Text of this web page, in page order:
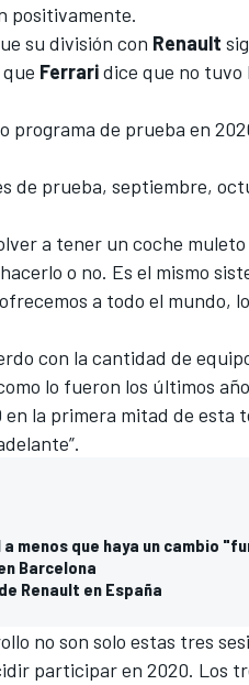
positivamente.
su división con Renault
Ferraridice que no tuvo
programa de prueba en
de prueba, septiembre,
a tener un coche
o no. Es el mismo
a todo el mundo,
con la cantidad de
lo fueron los últimos
la primera mitad de esta
a menos que haya un cambio
Barcelona
Renault en España
no son solo estas tres
participar en 2020. Los